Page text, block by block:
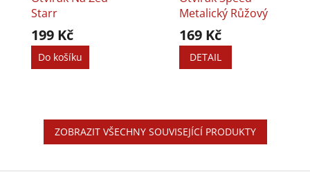
Starr
199 Kč
Do košíku
Metalický Růžový
169 Kč
DETAIL
ZOBRAZIT VŠECHNY SOUVISEJÍCÍ PRODUKTY